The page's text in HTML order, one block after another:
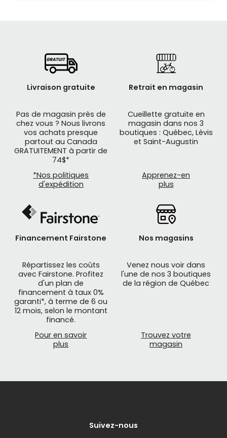
Livraison gratuite
Pas de magasin près de
chez vous ? Nous livrons
vos achats presque
partout au Canada
GRATUITEMENT à partir de
74$*
*Nos politiques
d'expédition
Retrait en magasin
Cueillette gratuite en
magasin dans nos 3
boutiques : Québec, Lévis
et Saint-Augustin
Apprenez-en
plus
Financement Fairstone
Répartissez les coûts
avec Fairstone. Profitez
d'un plan de
financement à taux 0%
garanti*, à terme de 6 ou
12 mois, selon le montant
financé.
Pour en savoir
plus
Nos magasins
Venez nous voir dans
l'une de nos 3 boutiques
de la région de Québec
Trouvez votre
magasin
Suivez-nous